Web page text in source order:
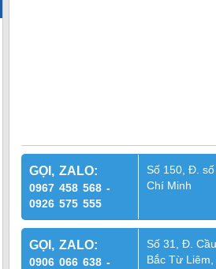
GỌI, ZALO:
0967 458 568 -
0926 575 555
Số 150, Đ.
Chí Minh
GỌI, ZALO:
0906 066 638 -
Số 31, Đ.
Bắc Từ